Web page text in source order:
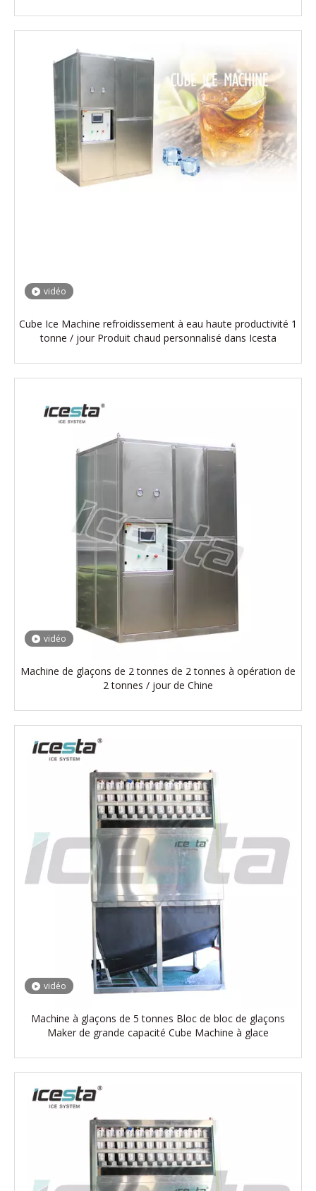
vidéo
Cube Ice Machine refroidissement à eau haute productivité 1
tonne / jour Produit chaud personnalisé dans Icesta
vidéo
Machine de glaçons de 2 tonnes de 2 tonnes à opération de
2 tonnes / jour de Chine
vidéo
Machine à glaçons de 5 tonnes Bloc de bloc de glaçons
Maker de grande capacité Cube Machine à glace